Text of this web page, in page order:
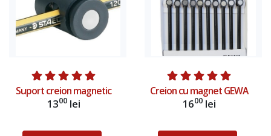
Suport creion magnetic
1300lei
Creion cu magnet GEWA
1600lei
Adauga in cos Adauga in cos